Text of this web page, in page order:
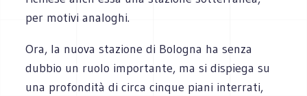
per motivi analoghi.
Ora, la nuova stazione di Bologna ha senza
dubbio un ruolo importante, ma si dispiega su
una profondità di circa cinque piani interrati,